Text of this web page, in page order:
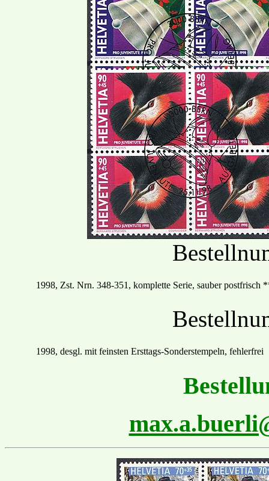
1998, Zst. Nrn. 348-351, komplette Serie, sauber postfrisch
1998, desgl. mit feinsten Ersttags-Sonderstempeln, fehlerfrei